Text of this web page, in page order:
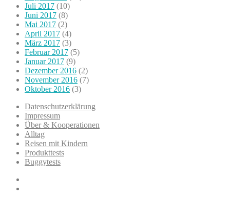
Juli 2017 (10)
Juni 2017 (8)
Mai 2017 (2)
April 2017 (4)
März 2017 (3)
Februar 2017 (5)
Januar 2017 (9)
Dezember 2016 (2)
November 2016 (7)
Oktober 2016 (3)
Datenschutzerklärung
Impressum
Über & Kooperationen
Alltag
Reisen mit Kindern
Produkttests
Buggytests